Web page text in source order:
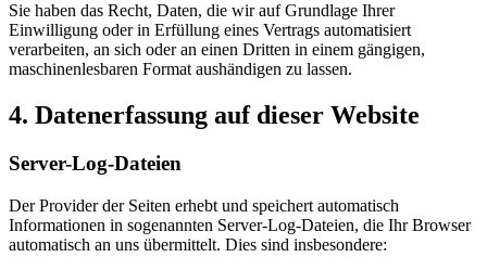
Sie haben das Recht, Daten, die wir auf Grundlage Ihrer
Einwilligung oder in Erfüllung eines Vertrags automatisiert
verarbeiten, an sich oder an einen Dritten in einem gängigen,
maschinenlesbaren Format aushändigen zu lassen.
4. Datenerfassung auf dieser Website
Server-Log-Dateien
Der Provider der Seiten erhebt und speichert automatisch
Informationen in sogenannten Server-Log-Dateien, die Ihr Browser
automatisch an uns übermittelt. Dies sind insbesondere: